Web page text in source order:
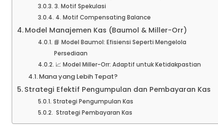
3. Motif Spekulasi
4. Motif Compensating Balance
Model Manajemen Kas (Baumol & Miller-Orr)
📘 Model Baumol: Efisiensi Seperti Mengelola
Persediaan
📈 Model Miller-Orr: Adaptif untuk Ketidakpastian
Mana yang Lebih Tepat?
Strategi Efektif Pengumpulan dan Pembayaran Kas
Strategi Pengumpulan Kas
Strategi Pembayaran Kas